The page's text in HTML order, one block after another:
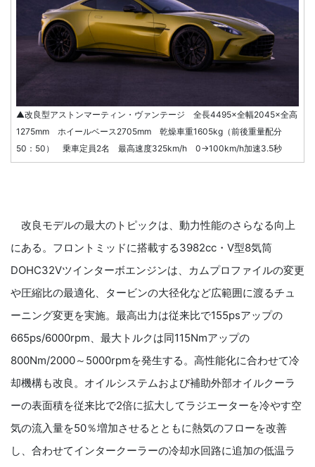
▲改良型アストンマーティン・ヴァンテージ 全長4495×全幅2045×全高
1275mm ホイールベース2705mm 乾燥車重1605kg（前後重量配分
50：50） 乗車定員2名 最高速度325km/h 0→100km/h加速3.5秒
改良モデルの最大のトピックは、動力性能のさらなる向上
にある。フロントミッドに搭載する3982cc・V型8気筒
DOHC32Vツインターボエンジンは、カムプロファイルの変更
や圧縮比の最適化、タービンの大径化など広範囲に渡るチュ
ーニング変更を実施。最高出力は従来比で155psアップの
665ps/6000rpm、最大トルクは同115Nmアップの
800Nm/2000～5000rpmを発生する。高性能化に合わせて冷
却機構も改良。オイルシステムおよび補助外部オイルクーラ
ーの表面積を従来比で2倍に拡大してラジエーターを冷やす空
気の流入量を50％増加させるとともに熱気のフローを改善
し、合わせてインタークーラーの冷却水回路に追加の低温ラ